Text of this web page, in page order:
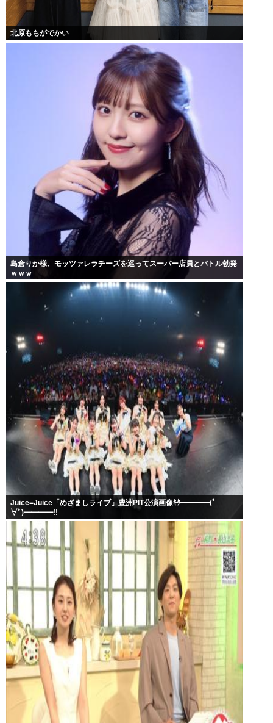
北原ももがでかい
島倉りか様、モッツァレラチーズを巡ってスーパー店員とバトル勃発
ｗｗｗ
Juice=Juice「めざましライブ」豊洲PIT公演画像ｷﾀ━━━━(ﾟ
∀ﾟ)━━━━!!